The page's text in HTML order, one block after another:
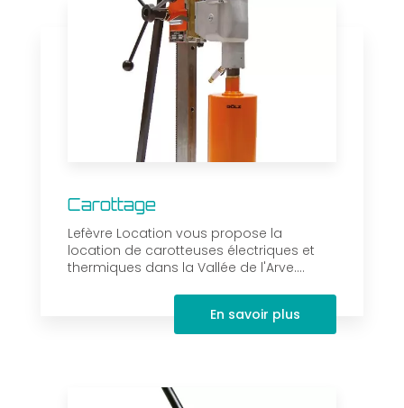
Carottage
Lefèvre Location vous propose la
location de carotteuses électriques et
thermiques dans la Vallée de l'Arve....
En savoir plus